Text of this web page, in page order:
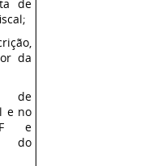
de
da
de
e no
e
do